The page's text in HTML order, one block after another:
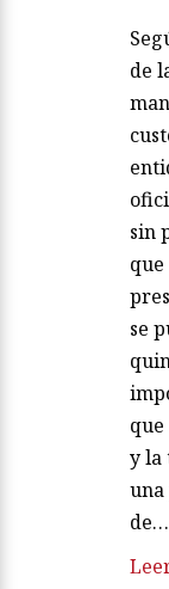
de
sin
se
y la
una
de…